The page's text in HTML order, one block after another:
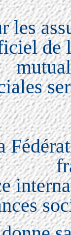
les
de